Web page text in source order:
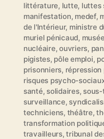
littérature, lutte, luttes
manifestation, medef,
de l'Intérieur, ministre
muriel pénicaud,
nucléaire,ouvriers,
pigistes, pôle emploi,
prisonniers,
risques psycho-
santé, solidaires,
surveillance,
techniciens, théâtre,
transformation
travailleurs,tribunal